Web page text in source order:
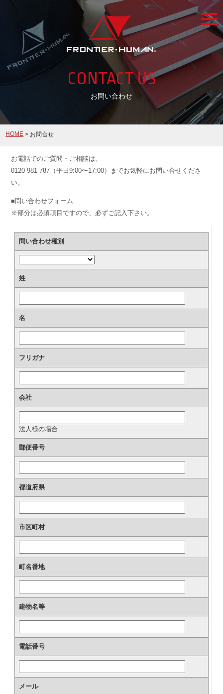
CONTACT US
お問い合わせ
HOME > お問合せ
お電話でのご質問・ご相談は、
0120-981-787（平日9:00〜17:00）までお気軽にお問い合せくださ
い。
■問い合わせフォーム
※部分は必須項目ですので、必ずご記入下さい。